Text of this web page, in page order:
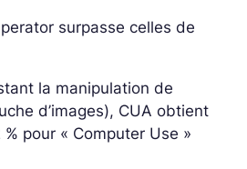
surpasse celles de
la manipulation de
d’images), CUA obtient
pour « Computer Use »